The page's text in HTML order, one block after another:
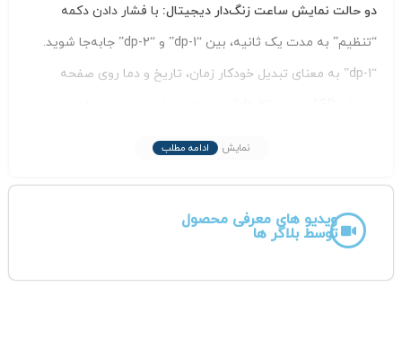
دو حالت نمایش ساعت زنگ‌دار دیجیتال: با فشار دادن دکمه
“تنظیم” به مدت یک ثانیه، بین “dp-1” و “dp-2” جابه‌جا شوید.
“dp-1” به معنای تبدیل خودکار زمان، تاریخ و دما روی صفحه
نمایش ادامه مطلب
ویدیو های معرفی محصول
توسط بلاگر ها